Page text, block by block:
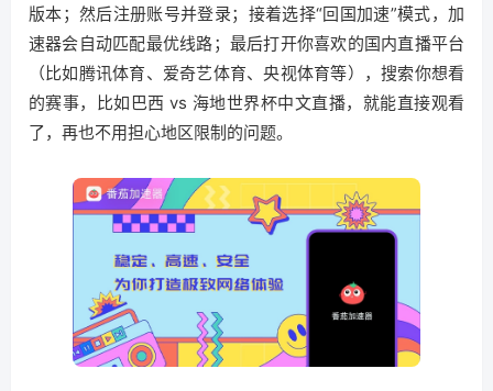
版本；然后注册账号并登录；接着选择“回国加速”模式，加
速器会自动匹配最优线路；最后打开你喜欢的国内直播平台
（比如腾讯体育、爱奇艺体育、央视体育等），搜索你想看
的赛事，比如巴西 vs 海地世界杯中文直播，就能直接观看
了，再也不用担心地区限制的问题。